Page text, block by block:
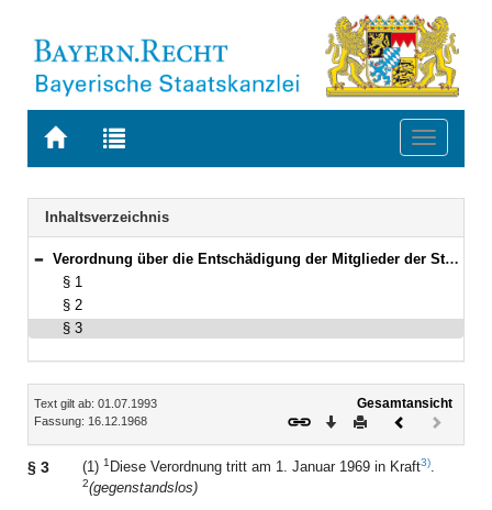
Zur
BAYERN.RECHT
Zur
letzten
Suche
Toggle
Navigation
Inhaltsverzeichnis
Bereich reduzieren
Verordnung über die Entschädigung der Mitglieder der Staatsregierung bei amtlicher Tätigkeit außerhalb des Sitzes der Staatsregierung Vom 16. Dezember 1968 (BayRS II S. 81) BayRS 1102-4-F (§§ 1–3)
§ 1
§ 2
§ 3
Inhalt
Text gilt ab: 01.07.1993
Fassung: 16.12.1968
Gesamtansicht
Download
DruckenVorheriges
§ 3 (1) 1 Diese Verordnung tritt am 1. Januar 1969 in Kraft3).
2(gegenstandslos)